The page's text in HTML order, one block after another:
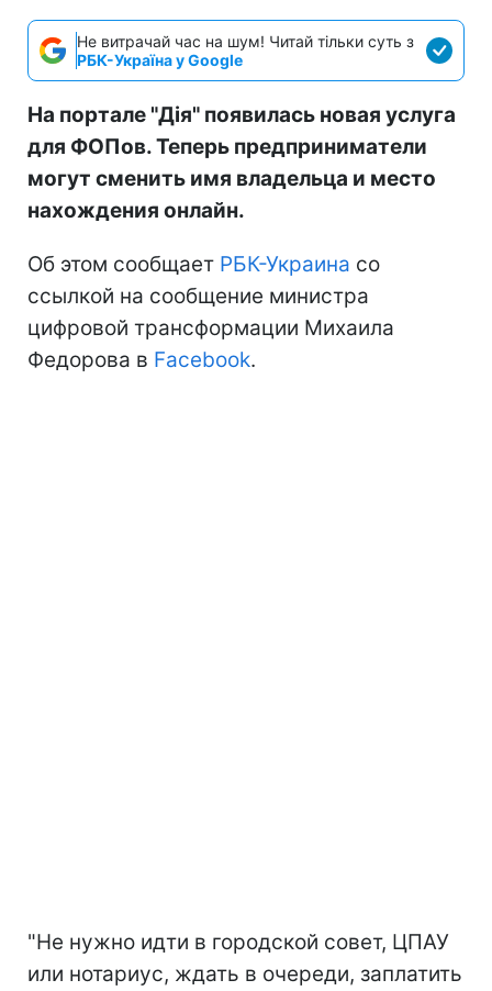
Не витрачай час на шум! Читай тільки суть з
РБК-Україна у Google
На портале "Дія" появилась новая услуга
для ФОПов. Теперь предприниматели
могут сменить имя владельца и место
нахождения онлайн.
Об этом сообщает РБК-Украина со
ссылкой на сообщение министра
цифровой трансформации Михаила
Федорова в Facebook.
"Не нужно идти в городской совет, ЦПАУ
или нотариус, ждать в очереди, заплатить